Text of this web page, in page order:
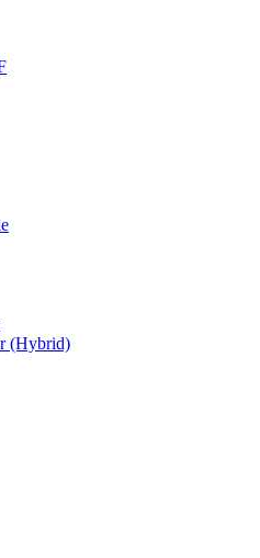
(Hybrid)